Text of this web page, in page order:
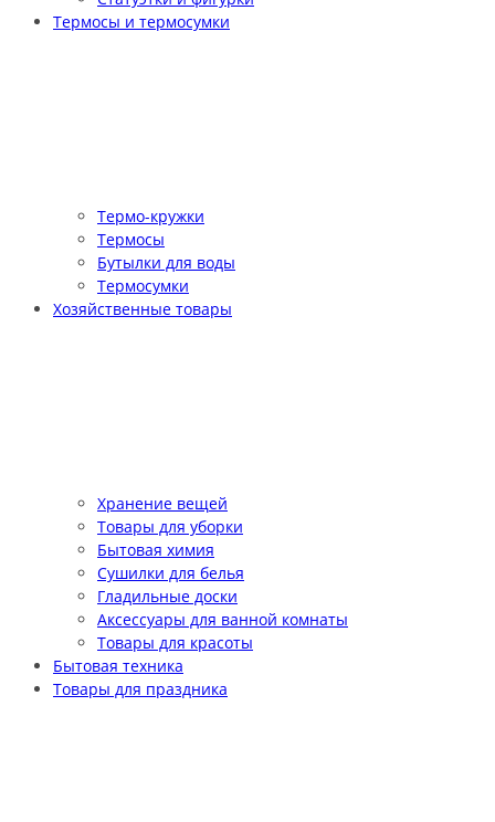
Термосы и термосумки
Термо-кружки
Термосы
Бутылки для воды
Термосумки
Хозяйственные товары
Хранение вещей
Товары для уборки
Бытовая химия
Сушилки для белья
Гладильные доски
Аксессуары для ванной комнаты
Товары для красоты
Бытовая техника
Товары для праздника